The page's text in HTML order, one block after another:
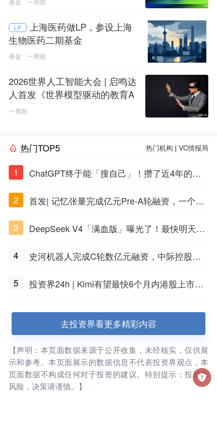
LP
上海医药做LP，参设上海
生物医药二期基金
基金 一周前
2026世界人工智能大会 | 启鸣达
人首发《世界模型驱动的教育A
GI白皮书》
一周前
热门TOP5 热门机构 |VC情报局
1
ChatGPT终于能「搜自己」！攒了近4年的对
2
首发| 记忆张量完成亿元Pre-A轮融资，一个上
3
DeepSeek V4「满血版」曝光了！最快明天发
4
史河机器人完成C轮数亿元融资，中际控股领
5
投资界24h | Kimi有望最快6个月内港股上市；
去投资界看更多精彩内容
【声明：本页面数据来源于公开收集，未经核实，仅供展
示和参考。本页面展示的数据信息不代表投资界观点，本
页面数据不构成任何对于投资的建议。特别提示：投资有
风险，决策请谨慎。】